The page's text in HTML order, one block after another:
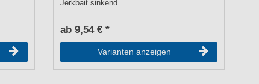
Jerkbait sinkend
ab 9,54 € *
Varianten anzeigen